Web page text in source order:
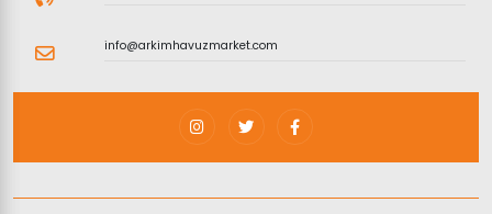
info@arkimhavuzmarket.com